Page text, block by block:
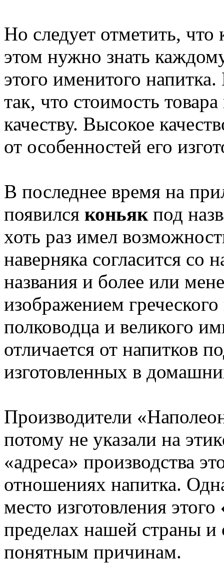
Но следует отметить,
этом нужно знать
этого именитого
так, что стоимость товара
качеству. Высокое
от особенностей его
В последнее время на
появился коньякпод
хоть раз имел
наверняка согласится со
названия и более или
изображением
полководца и великого
отличается от напитков
изготовленных в
Производители
потому не указали на
«адреса» производства
отношениях напитка.
место изготовления этого
пределах нашей страны и
понятным причинам.